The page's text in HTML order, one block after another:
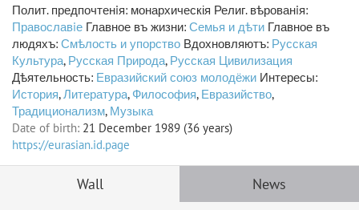
Полит. предпочтенiя: монархическія Религ. вѣрованiя:
Православiе Главное въ жизни: Семья и дѣти Главное въ
людяхъ: Смѣлость и упорство Вдохновляютъ: Русская
Культура, Русская Природа, Русская Цивилизация
Дѣятельность: Евразийский союз молодёжи Интересы:
История,Литература, Философия, Евразийство,
Традиционализм, Музыка
Date of birth: 21 December 1989 (36 years)
https://eurasian.id.page
Wall News